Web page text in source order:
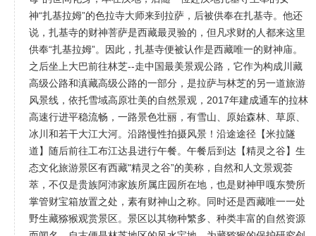
神“扎基拉姆”​的色拉寺大师来到拉萨，后被供奉在扎基寺。他还
说，扎基寺的财神菩萨是西藏最灵验的，但凡求财的人都来这里
供奉“扎基拉姆”。因此，扎基寺便被认作是西藏唯一的财神庙。
之后坐上大巴前往林芝--走中国最美景观公路，它作为构成川藏
高级公路和滇藏高级公路的一部分，是拉萨与林芝的另一道旅游
风景线，依托雪域高原壮美的自然景观，2017年建成通车的拉林
高速行进平稳流畅，一路景色壮丽，有雪山、原始森林、草原、
冰川和若干大江大河。沿路慢性拍摄风景！沿途途径【米拉隧
道】随后前往工布江达县进行午餐。午餐后到达【精灵之谷】生
态文化旅游景区有西藏"精灵之谷”的美称，自然和人文景观荟
萃，不仅是贵族阿沛家族所属庄园所在地，也是财神甲嘎东赞所
掌管财宝箱放置之处，素有财神山之称。同时还是西藏唯一一处
野生藏猕猴观赏景区。景区以其物种繁多、种类丰富的自然资源